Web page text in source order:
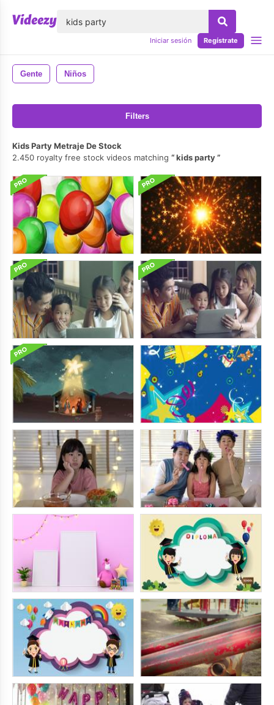
Iniciar sesión Regístrate
Gente Niños
Filters
Kids Party Metraje De Stock
2.450 royalty free stock videos matching
kids party